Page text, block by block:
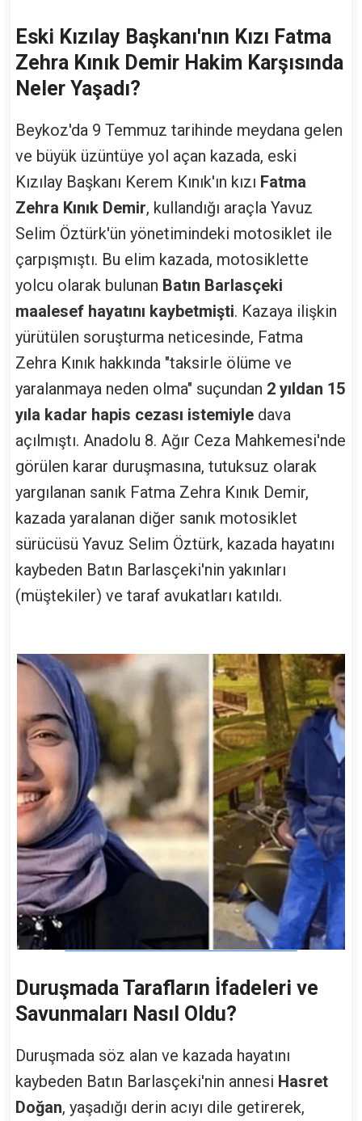
Eski Kızılay Başkanı'nın Kızı Fatma
Zehra Kınık Demir Hakim Karşısında
Neler Yaşadı?
Beykoz'da 9 Temmuz tarihinde meydana gelen
ve büyük üzüntüye yol açan kazada, eski
Kızılay Başkanı Kerem Kınık'ın kızı Fatma
Zehra Kınık Demir, kullandığı araçla Yavuz
Selim Öztürk'ün yönetimindeki motosiklet ile
çarpışmıştı. Bu elim kazada, motosiklette
yolcu olarak bulunan Batın Barlasçeki
maalesef hayatını kaybetmişti. Kazaya ilişkin
yürütülen soruşturma neticesinde, Fatma
Zehra Kınık hakkında "taksirle ölüme ve
yaralanmaya neden olma" suçundan 2 yıldan 15
yıla kadar hapis cezası istemiyle dava
açılmıştı. Anadolu 8. Ağır Ceza Mahkemesi'nde
görülen karar duruşmasına, tutuksuz olarak
yargılanan sanık Fatma Zehra Kınık Demir,
kazada yaralanan diğer sanık motosiklet
sürücüsü Yavuz Selim Öztürk, kazada hayatını
kaybeden Batın Barlasçeki'nin yakınları
(müştekiler) ve taraf avukatları katıldı.
Duruşmada Tarafların İfadeleri ve
Savunmaları Nasıl Oldu?
Duruşmada söz alan ve kazada hayatını
kaybeden Batın Barlasçeki'nin annesi Hasret
Doğan, yaşadığı derin acıyı dile getirerek,